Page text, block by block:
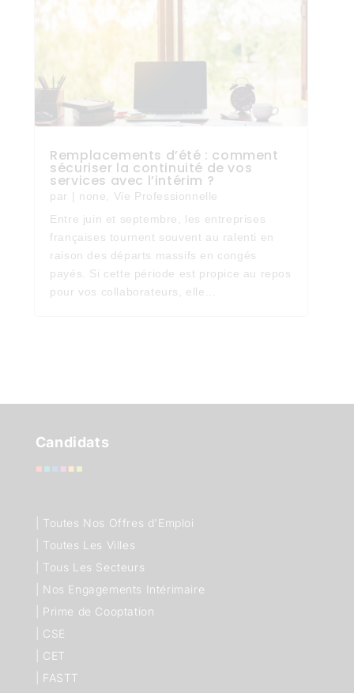
Remplacements d’été : comment
sécuriser la continuité de vos
services avec l’intérim ?
par none
Vie Professionnelle
Entre juin et septembre, les entreprises
françaises tournent souvent au ralenti en
raison des départs massifs en congés
payés. Si cette période est propice au repos
pour vos collaborateurs, elle...
Candidats
Toutes Nos Offres d'Emploi
Toutes Les Villes
Tous Les Secteurs
Nos Engagements Intérimaire
Prime de Cooptation
CSE
CET
FASTT